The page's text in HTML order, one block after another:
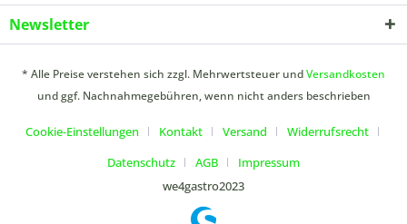
Newsletter
* Alle Preise verstehen sich zzgl. Mehrwertsteuer undVersandkosten
und ggf. Nachnahmegebühren, wenn nicht anders beschrieben
Cookie-Einstellungen Kontakt Versand
Widerrufsrecht
Datenschutz
AGB
Impressum
we4gastro2023